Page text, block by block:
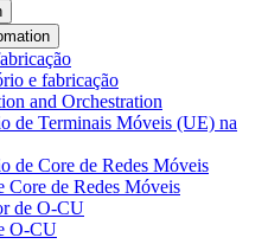
e fabricação
and Orchestration
de Terminais Móveis (UE) na
de Core de Redes Móveis
Core de Redes Móveis
de O-CU
O-CU